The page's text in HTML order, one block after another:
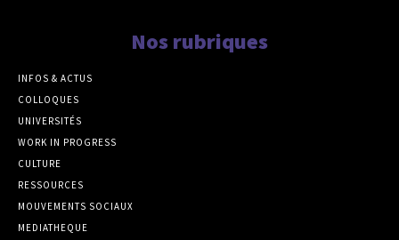
Nos rubriques
INFOS & ACTUS
COLLOQUES
UNIVERSITÉS
WORK IN PROGRESS
CULTURE
RESSOURCES
MOUVEMENTS SOCIAUX
MEDIATHEQUE